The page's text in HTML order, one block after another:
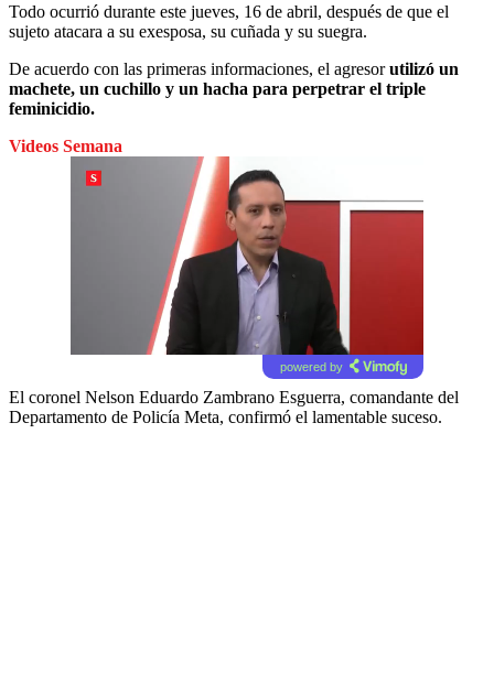
Todo ocurrió durante este jueves, 16 de abril, después de que el
sujeto atacara a su exesposa, su cuñada y su suegra.
De acuerdo con las primeras informaciones, el agresorutilizó un
machete, un cuchillo y un hacha para perpetrar el triple
feminicidio.
Videos Semana
powered by
El coronel Nelson Eduardo Zambrano Esguerra, comandante del
Departamento de Policía Meta, confirmó el lamentable suceso.